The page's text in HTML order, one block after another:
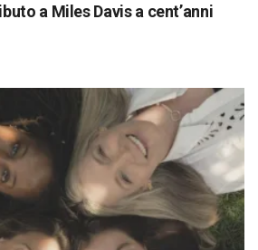
a Miles Davis a cent’anni